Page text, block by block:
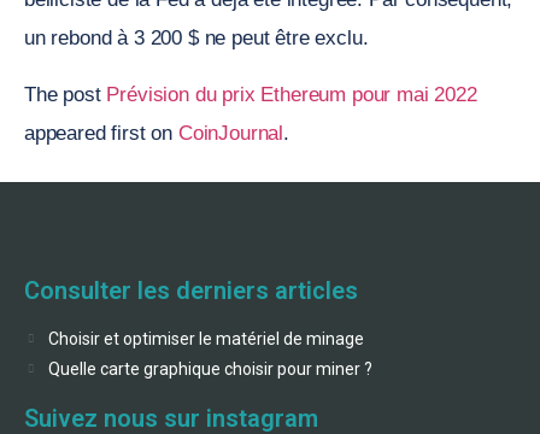
un rebond à 3 200 $ ne peut être exclu.
The post Prévision du prix Ethereum pour mai 2022
appeared first on CoinJournal.
Consulter les derniers articles
Choisir et optimiser le matériel de minage
Quelle carte graphique choisir pour miner ?
Suivez nous sur instagram